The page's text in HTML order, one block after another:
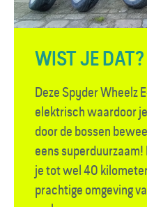
WIST JE DAT?
Deze Spyder Wheelz
elektrisch waardoor
door de bossen
eens
je tot wel 40
prachtige omgeving